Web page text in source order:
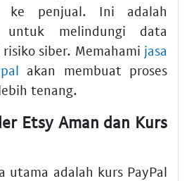
ke penjual. Ini adalah
melindungi data
siber. Memahami jasa
akan membuat proses
tenang.
Etsy Aman dan Kurs
utama adalah kurs PayPal